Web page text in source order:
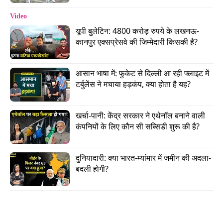
सान्या मल्होत्रा, सपना पब्बी, सबा आज़ाद, नागेश भोसले,
जैमिनी पाठक और घनश्याम गर्ग ने भी इसमें काम किया है. ये
फिल्म 5 जून को सिनेमाघरों में रिलीज़ होगी.
वीडियो: 'जब मेरे पास काम नहीं था, तब...', बॉबी देओल ने
सुनाई अपनी 'संघर्ष के दिनों' की कहानी
Video
यूपी बुलेटिन: 4800 करोड़ रुपये के लखनऊ-
कानपुर एक्सप्रेसवे की जिम्मेदारी किसकी है?
आसान भाषा में: फुकेट से दिल्ली आ रही फ्लाइट में
टर्बुलेंस ने मचाया हड़कंप, क्या होता है यह?
खर्चा-पानी: केंद्र सरकार ने एथेनॉल बनाने वाली
कंपनियों के लिए कौन सी सब्सिडी शुरू की है?
दुनियादारी: क्या भारत-म्यांमार में जमीन की अदला-
बदली होगी?